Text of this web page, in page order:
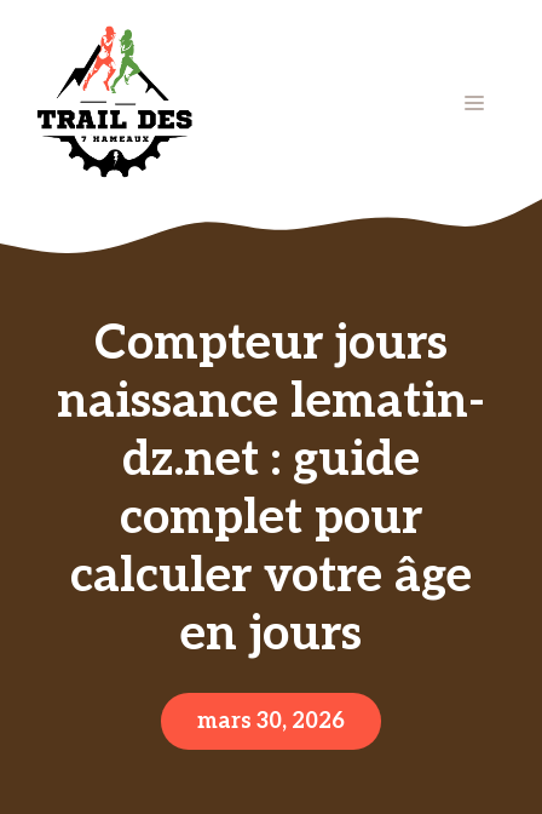
contenu
Menu
Compteur jours
naissance lematin-
dz.net : guide
complet pour
calculer votre âge
en jours
mars 30, 2026